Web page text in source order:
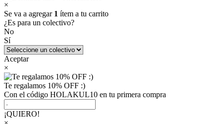
×
Se va a agregar 1 ítem a tu carrito
¿Es para un colectivo?
No
Sí
Aceptar
×
Te regalamos 10% OFF :)
Con el código HOLAKUL10 en tu primera compra
¡QUIERO!